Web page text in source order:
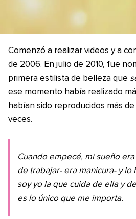
Comenzó a realizar videos y a
de 2006. En julio de 2010, fue
primera estilista de belleza que
ese momento había realizado
habían sido reproducidos más
veces.
Cuando empecé, mi sueño
de trabajar- era manicura- y lo
soy yo la que cuida de ella y
es lo único que me importa.